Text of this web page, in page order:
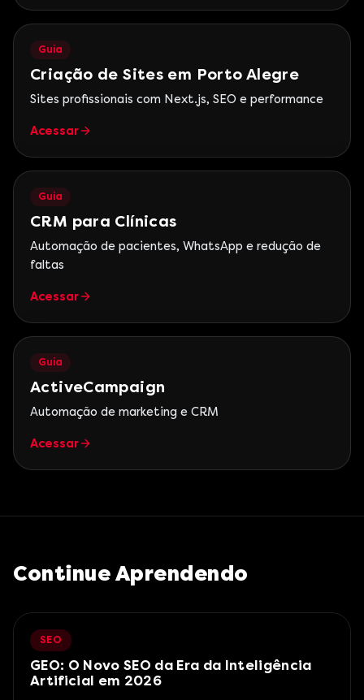
Guia
Criação de Sites em Porto Alegre
Sites profissionais com Next.js, SEO e performance
Acessar
Guia
CRM para Clínicas
Automação de pacientes, WhatsApp e redução de
faltas
Acessar
Guia
ActiveCampaign
Automação de marketing e CRM
Acessar
Continue Aprendendo
SEO
GEO: O Novo SEO da Era da Inteligência
Artificial em 2026